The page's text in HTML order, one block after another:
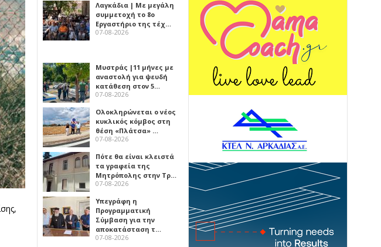
Λαγκάδια | Με μεγάλη
συμμετοχή το 8ο
Εργαστήριο της τέχ…
07-08-2026
Μυστράς |11 μήνες με
αναστολή για ψευδή
κατάθεση στον 5…
07-08-2026
Ολοκληρώνεται ο νέος
κυκλικός κόμβος στη
θέση «Πλάτσα» …
07-08-2026
Πότε θα είναι κλειστά
τα γραφεία της
Μητρόπολης στην Τρ…
07-08-2026
Υπεγράφη η
Προγραμματική
Σύμβαση για την
αποκατάσταση τ…
07-08-2026